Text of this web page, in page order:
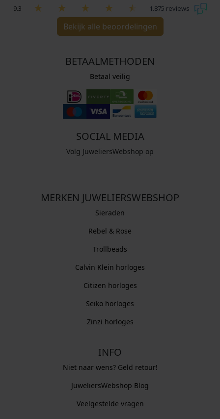
9.3 1.875 reviews
Bekijk alle beoordelingen
BETAALMETHODEN
Betaal veilig
SOCIAL MEDIA
Volg JuweliersWebshop op
MERKEN JUWELIERSWEBSHOP
Sieraden
Rebel & Rose
Trollbeads
Calvin Klein horloges
Citizen horloges
Seiko horloges
Zinzi horloges
INFO
Niet naar wens? Geld retour!
JuweliersWebshop Blog
Veelgestelde vragen